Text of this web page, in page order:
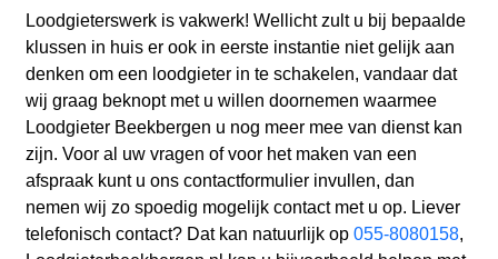
Loodgieterswerk is vakwerk! Wellicht zult u bij bepaalde
klussen in huis er ook in eerste instantie niet gelijk aan
denken om een loodgieter in te schakelen, vandaar dat
wij graag beknopt met u willen doornemen waarmee
Loodgieter Beekbergen u nog meer mee van dienst kan
zijn. Voor al uw vragen of voor het maken van een
afspraak kunt u ons contactformulier invullen, dan
nemen wij zo spoedig mogelijk contact met u op. Liever
telefonisch contact? Dat kan natuurlijk op 055-8080158,